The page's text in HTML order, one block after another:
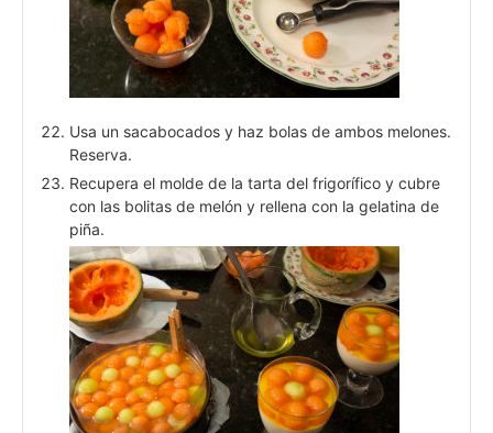
Usa un sacabocados y haz bolas de ambos melones.
Reserva.
Recupera el molde de la tarta del frigorífico y cubre
con las bolitas de melón y rellena con la gelatina de
piña.